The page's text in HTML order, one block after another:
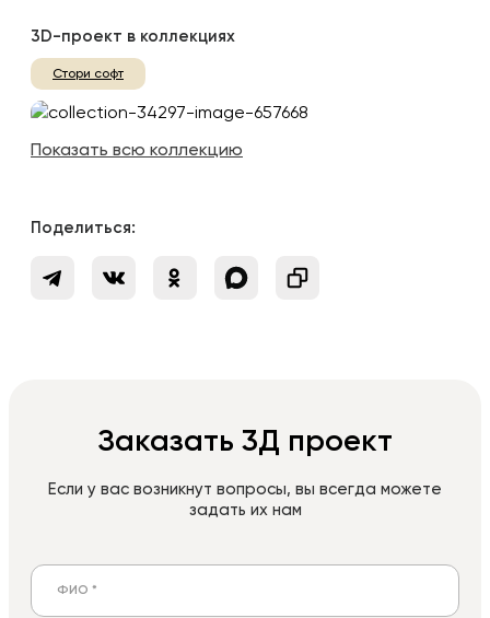
3D-проект в коллекциях
Стори софт
Показать всю коллекцию
Поделиться:
Заказать 3Д проект
Если у вас возникнут вопросы, вы всегда можете
задать их нам